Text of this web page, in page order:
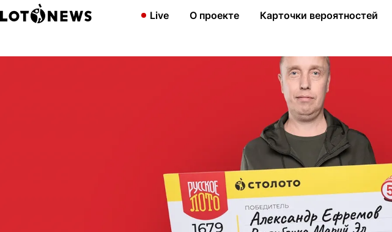
Live О проекте Карточки вероятностей